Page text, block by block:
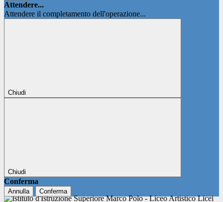
Attendere...
Attendere il completamento dell'operazione...
Chiudi
Chiudi
Conferma
Annulla Conferma